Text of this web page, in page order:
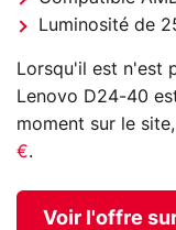
Luminosité de
Lorsqu'il est n'est
Lenovo D24-40
moment sur le
€.
Voir l'offre